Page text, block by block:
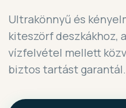
Ultrakönnyű és
kiteszörf deszkákhoz,
vízfelvétel mellett
biztos tartást garantál.